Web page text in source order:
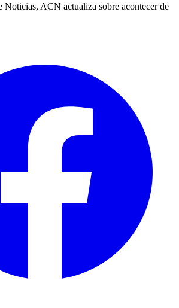
Noticias, ACN actualiza sobre acontecer de